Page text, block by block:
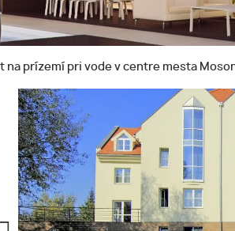
na prízemí pri vode v centre mesta